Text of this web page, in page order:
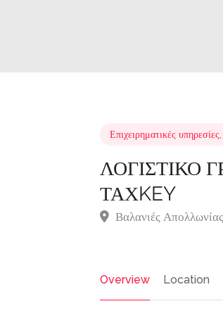
Επιχειρηματικές υπηρεσίες
ΛΟΓΙΣΤΙΚΟ
ΤΑΧKEY
Βαλανιές
Overview Location